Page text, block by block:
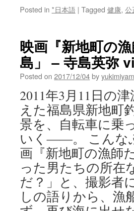
Posted in *日本語 | Tagged 健康, 公
映画『新地町の
島」 – 寺島英弥
Posted on 2017/12/04by
2011年3月11日の
えた福島県新地町
景を、自転車に乗
いく――。 こんな
画『新地町の漁師
った男たちの所在
だ？」と、撮影者
しの語りから、漁